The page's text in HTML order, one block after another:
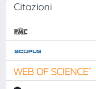
Citazioni